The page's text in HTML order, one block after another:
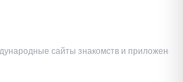
сайты знакомств и приложения